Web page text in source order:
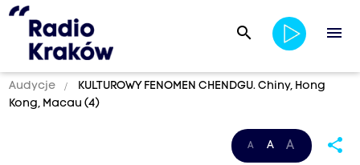
search menu
Audycje
KULTUROWY FENOMEN CHENDGU. Chiny, Hong
Kong, Macau (4)
A A A share